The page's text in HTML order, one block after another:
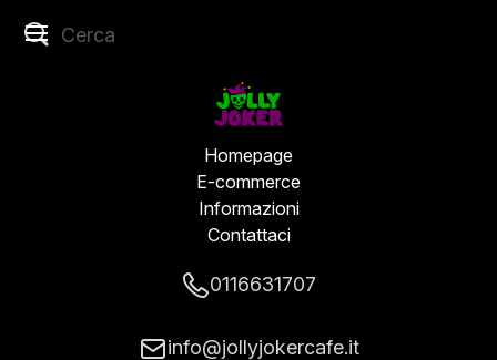
Homepage
E-commerce
Informazioni
Contattaci
0116631707
info@jollyjokercafe.it